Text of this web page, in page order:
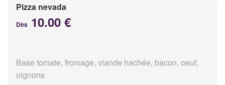
Pizza nevada
Dès 10.00 €
Base tomate, fromage, viande hachée, bacon, oeuf,
oignons